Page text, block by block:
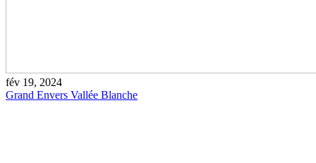
fév 19, 2024
Grand Envers Vallée Blanche